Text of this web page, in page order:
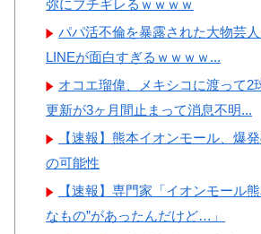
弥にブチギレるｗｗｗｗ
パパ活不倫を暴露された大物芸
LINEが面白すぎるｗｗｗｗ...
オコエ瑠偉、メキシコに渡って
更新が3ヶ月間止まって消息不明...
【速報】熊本イオンモール、爆
の可能性
【速報】専門家「イオンモール
なもの”があったんだけど…」